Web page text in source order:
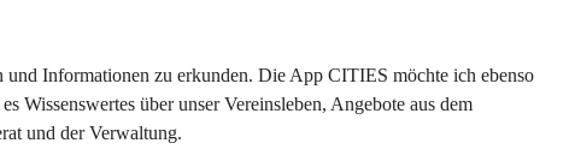
Informationen zu erkunden. Die App CITIES möchte ich ebenso
Wissenswertes über unser Vereinsleben, Angebote aus dem
und der Verwaltung.